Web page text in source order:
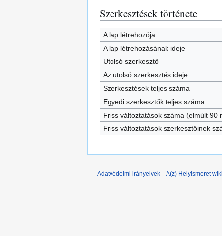
Szerkesztések története
A lap létrehozója
A lap létrehozásának ideje
Utolsó szerkesztő
Az utolsó szerkesztés ideje
Szerkesztések teljes száma
Egyedi szerkesztők teljes száma
Friss változtatások száma (elmúlt 90
Friss változtatások szerkesztőinek
Adatvédelmi irányelvek A(z) Helyismeret